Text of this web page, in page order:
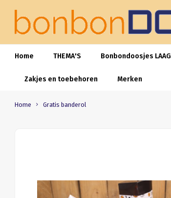
Home THEMA'S Bonbondoosjes LAAG
Zakjes en toebehoren Merken
Home Gratis banderol